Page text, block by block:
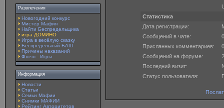
Развлечения
Новогодний конкурс
Мистер Мафия
Найти Беспредельщика
игра ДОМИНО
Игра в весёлую сказку
Беспредельный БАШ
Причины наказаний
Флеш - Игры
Информация
Новости
Статьи
Семьи Мафии
Снимки МАФИИ
Рейтинг Авторитетов
Статистика
Дата регистрации:
Сообщений в чате:
0
Присланных комментариев:
0
Сообщений на форуме:
2
Последний визит:
Статус пользователя: